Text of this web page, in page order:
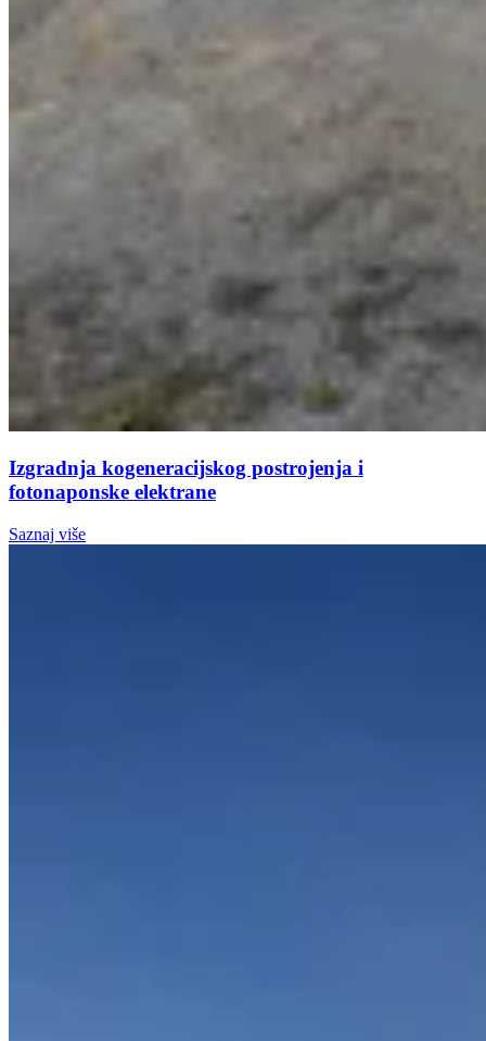
Izgradnja kogeneracijskog postrojenja i
fotonaponske elektrane
Saznaj više